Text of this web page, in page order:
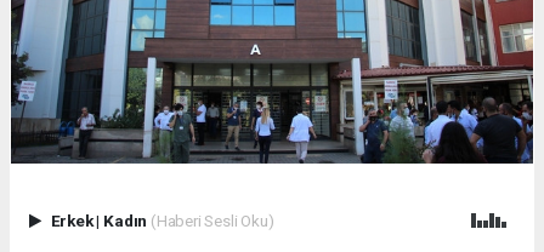
Erkek| Kadın (Haberi Sesli Oku)